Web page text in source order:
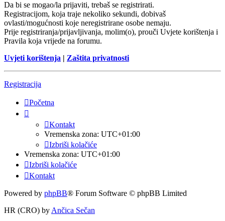
Da bi se mogao/la prijaviti, trebaš se registrirati.
Registracijom, koja traje nekoliko sekundi, dobivaš
ovlasti/mogućnosti koje neregistrirane osobe nemaju.
Prije registriranja/prijavljivanja, molim(o), prouči Uvjete korištenja i
Pravila koja vrijede na forumu.
Uvjeti korištenja | Zaštita privatnosti
Registracija
Početna
Kontakt
Vremenska zona: UTC+01:00
Izbriši kolačiće
Vremenska zona: UTC+01:00
Izbriši kolačiće
Kontakt
Powered by phpBB® Forum Software © phpBB Limited
HR (CRO) by Ančica Sečan